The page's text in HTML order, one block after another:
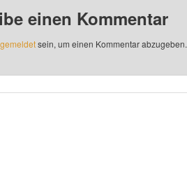
einen Kommentar
sein, um einen Kommentar abzugeben.